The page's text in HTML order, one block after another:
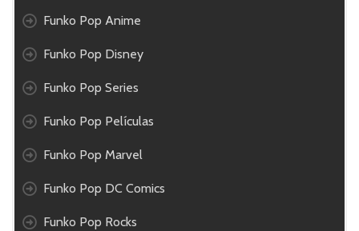
Funko Pop Anime
Funko Pop Disney
Funko Pop Series
Funko Pop Películas
Funko Pop Marvel
Funko Pop DC Comics
Funko Pop Rocks